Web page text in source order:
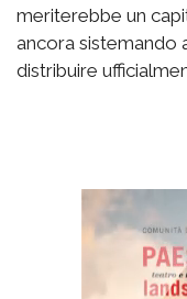
meriterebbe un
ancora sistemando
distribuire